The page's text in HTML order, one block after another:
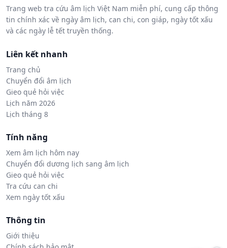
Trang web tra cứu âm lịch Việt Nam miễn phí, cung cấp thông
tin chính xác về ngày âm lịch, can chi, con giáp, ngày tốt xấu
và các ngày lễ tết truyền thống.
Liên kết nhanh
Trang chủ
Chuyển đổi âm lịch
Gieo quẻ hỏi việc
Lịch năm 2026
Lịch tháng 8
Tính năng
Xem âm lịch hôm nay
Chuyển đổi dương lịch sang âm lịch
Gieo quẻ hỏi việc
Tra cứu can chi
Xem ngày tốt xấu
Thông tin
Giới thiệu